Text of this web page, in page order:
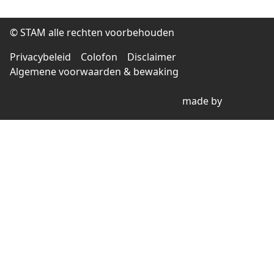
© STAM alle rechten voorbehouden
Privacybeleid
Colofon
Disclaimer
Algemene voorwaarden & bewaking
made by